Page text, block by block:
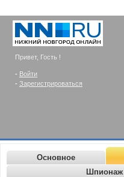
Привет, Гость !
- Войти
- Зарегистрироваться
Основное
Шпионаж